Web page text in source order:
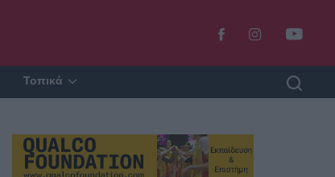
Τοπικά